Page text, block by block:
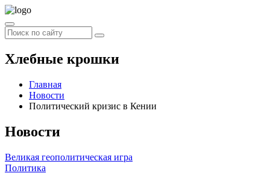
Хлебные крошки
Главная
Новости
Политический кризис в Кении
Новости
Великая геополитическая игра
Политика